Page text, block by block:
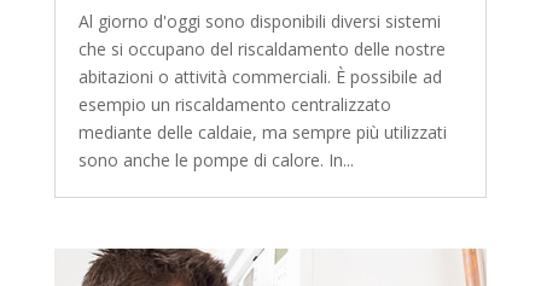
Al giorno d'oggi sono disponibili diversi sistemi
che si occupano del riscaldamento delle nostre
abitazioni o attività commerciali. È possibile ad
esempio un riscaldamento centralizzato
mediante delle caldaie, ma sempre più utilizzati
sono anche le pompe di calore. In...